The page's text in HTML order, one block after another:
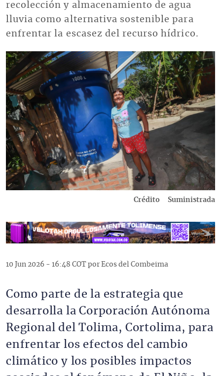
recolección y almacenamiento de agua
lluvia como alternativa sostenible para
enfrentar la escasez del recurso hídrico.
Imagen
Crédito Suministrada
10 Jun 2026 - 16:48 COT por Ecos del Combeima
Como parte de la estrategia que
desarrolla la Corporación Autónoma
Regional del Tolima, Cortolima, para
enfrentar los efectos del cambio
climático y los posibles impactos